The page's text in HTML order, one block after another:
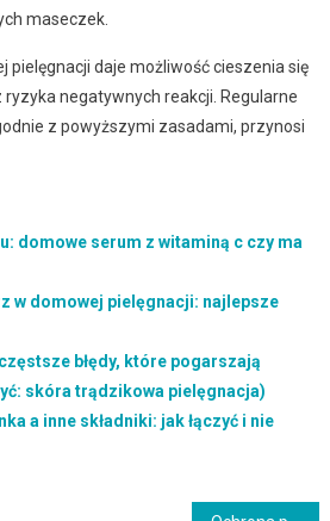
maseczek.
pielęgnacji daje możliwość cieszenia się
negatywnych reakcji. Regularne
z powyższymi zasadami, przynosi
domowe serum z witaminą c czy ma
w domowej pielęgnacji: najlepsze
błędy, które pogarszają
skóra trądzikowa pielęgnacja)
a inne składniki: jak łączyć i nie